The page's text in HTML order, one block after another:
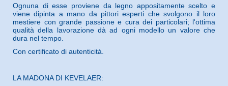
Ognuna di esse proviene da legno appositamente scelto e
viene dipinta a mano da pittori esperti che svolgono il loro
mestiere con grande passione e cura dei particolari; l'ottima
qualità della lavorazione dà ad ogni modello un valore che
dura nel tempo.
Con certificato di autenticità.
LA MADONA DI KEVELAER: